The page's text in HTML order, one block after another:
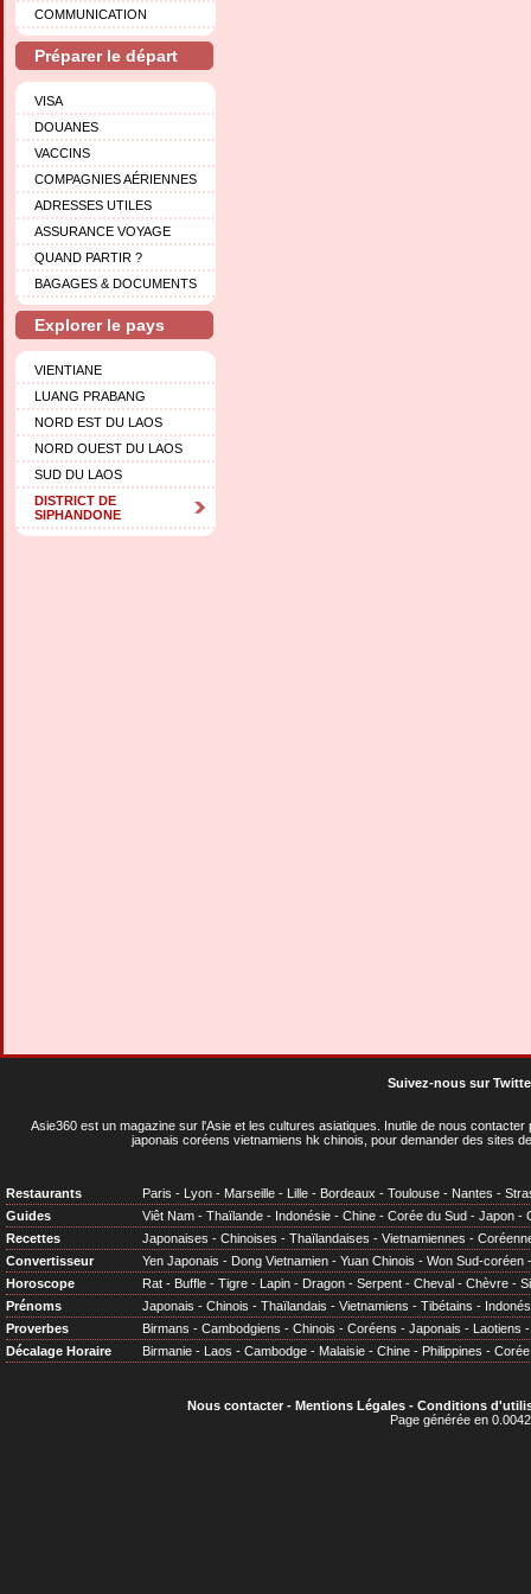
COMMUNICATION
Préparer le départ
VISA
DOUANES
VACCINS
COMPAGNIES AÉRIENNES
ADRESSES UTILES
ASSURANCE VOYAGE
QUAND PARTIR ?
BAGAGES & DOCUMENTS
Explorer le pays
VIENTIANE
LUANG PRABANG
NORD EST DU LAOS
NORD OUEST DU LAOS
SUD DU LAOS
DISTRICT DE
SIPHANDONE
Suivez-nous sur
Asie360 est un magazine sur l'Asie et les cultures asiatiques . Inutile de nous
japonais coréens vietnamiens hk chinois, pour demander des sites
Restaurants Paris - Lyon - Marseille - Lille - Bordeaux - Toulouse - Nantes -
Guides
Viêt Nam - Thaïlande - Indonésie - Chine - Corée du Sud - Japon -
Recettes
Japonaises - Chinoises - Thaïlandaises - Vietnamiennes -
Convertisseur
Yen Japonais - Dong Vietnamien - Yuan Chinois - Won Sud-coréen
Horoscope
Rat - Buffle - Tigre - Lapin - Dragon - Serpent - Cheval - Chèvre -
Prénoms
Japonais - Chinois - Thaïlandais - Vietnamiens - Tibétains -
Proverbes
Birmans - Cambodgiens - Chinois - Coréens - Japonais - Laotiens
Décalage Horaire
Birmanie - Laos - Cambodge - Malaisie - Chine - Philippines - Corée
Nous contacter- Mentions Légales- Conditions
Page générée en